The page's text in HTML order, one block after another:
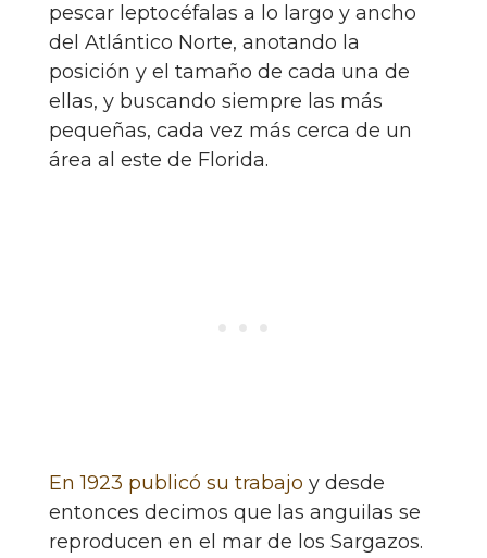
pescar leptocéfalas a lo largo y ancho
del Atlántico Norte, anotando la
posición y el tamaño de cada una de
ellas, y buscando siempre las más
pequeñas, cada vez más cerca de un
área al este de Florida.
En 1923 publicó su trabajo y desde
entonces decimos que las anguilas se
reproducen en el mar de los Sargazos.